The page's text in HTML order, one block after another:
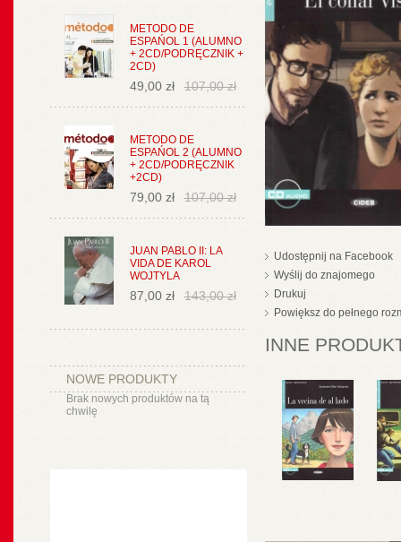
METODO DE
ESPAŃOL 1 (ALUMNO
+ 2CD/PODRĘCZNIK +
2CD)
49,00 zł 107,00 zł
METODO DE
ESPAŃOL 2 (ALUMNO
+ 2CD/PODRĘCZNIK
+2CD)
79,00 zł 107,00 zł
JUAN PABLO II: LA
VIDA DE KAROL
WOJTYLA
87,00 zł 143,00 zł
NOWE PRODUKTY
Brak nowych produktów na tą
chwilę
Udostępnij na Facebook
Wyślij do znajomego
Drukuj
Powiększ do pełnego
INNE